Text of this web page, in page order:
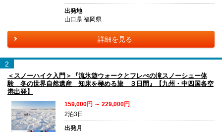
出発地
山口県 福岡県
詳細を見る
2
＜スノーハイク入門＞『流氷遊ウォークとフレぺの滝スノーシュー体
験 冬の世界自然遺産 知床を極める旅 ３日間』【九州・中四国各空
港出発】
159,000円 ～ 229,000円
2泊3日
出発月